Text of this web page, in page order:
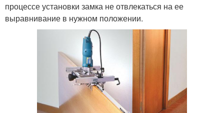
процессе установки замка не отвлекаться на ее
выравнивание в нужном положении.